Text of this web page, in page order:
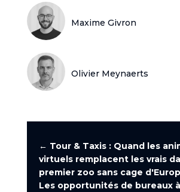
Maxime Givron
Olivier Meynaerts
← Tour & Taxis : Quand les
virtuels remplacent les vrais
premier zoo sans cage
Les opportunités de bureaux